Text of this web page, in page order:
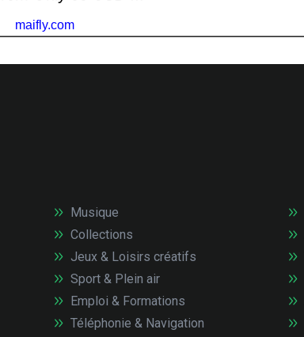
Musique
Collections
Jeux & Loisirs créatifs
Sport & Plein air
Emploi & Formations
Téléphonie & Navigation